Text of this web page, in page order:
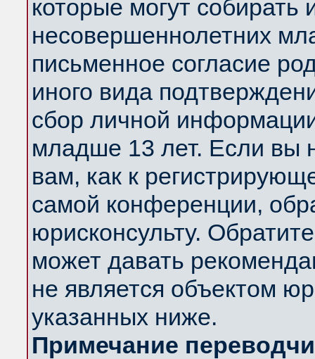
которые могут
несовершеннолетних
письменное согласие
иного вида
сбор личной
младше 13 лет. Если вы
вам, как к
самой конференции,
юрисконсульту.
может давать
не является объектом
указанных ниже.
Примечание